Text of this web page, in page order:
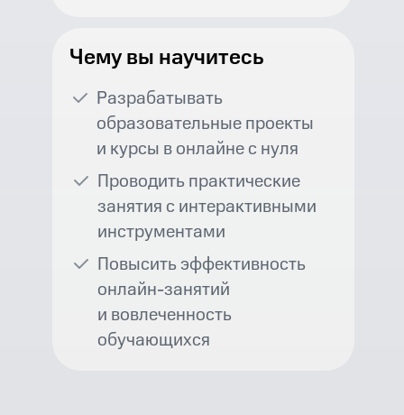
Чему вы научитесь
Разрабатывать
образовательные проекты
и курсы в онлайне с нуля
Проводить практические
занятия с интерактивными
инструментами
Повысить эффективность
онлайн-занятий
и вовлеченность
обучающихся